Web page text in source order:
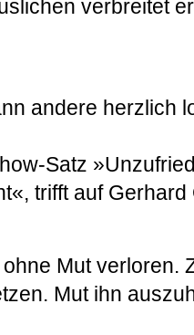
verbreitet
andere herzlich
Satz
trifft auf
Mut verloren.
Mut ihn